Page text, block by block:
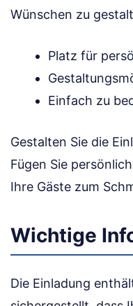
Wünschen zu
Platz für
Einfach zu
Gestalten Sie die
Fügen Sie
Ihre Gäste zum
Wichtige
Die Einladung